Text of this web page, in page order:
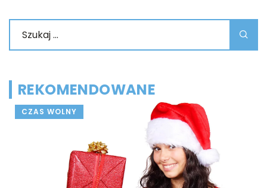
REKOMENDOWANE
CZAS WOLNY